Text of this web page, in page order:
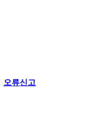
오류신고